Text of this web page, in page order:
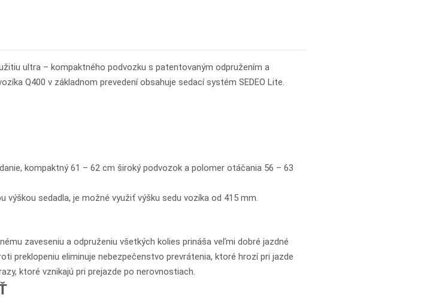
ultra – kompaktného podvozku s patentovaným odpružením a
Q400 v základnom prevedení obsahuje sedací systém SEDEO Lite.
kompaktný 61 – 62 cm široký podvozok a polomer otáčania 56 – 63
sedadla, je možné využiť výšku sedu vozíka od 415 mm.
zaveseniu a odpruženiu všetkých kolies prináša veľmi dobré jazdné
preklopeniu eliminuje nebezpečenstvo prevrátenia, ktoré hrozí pri jazde
ktoré vznikajú pri prejazde po nerovnostiach.